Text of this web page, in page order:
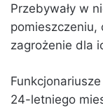
Przebywały w
pomieszczeniu,
zagrożenie dla
24-letniego